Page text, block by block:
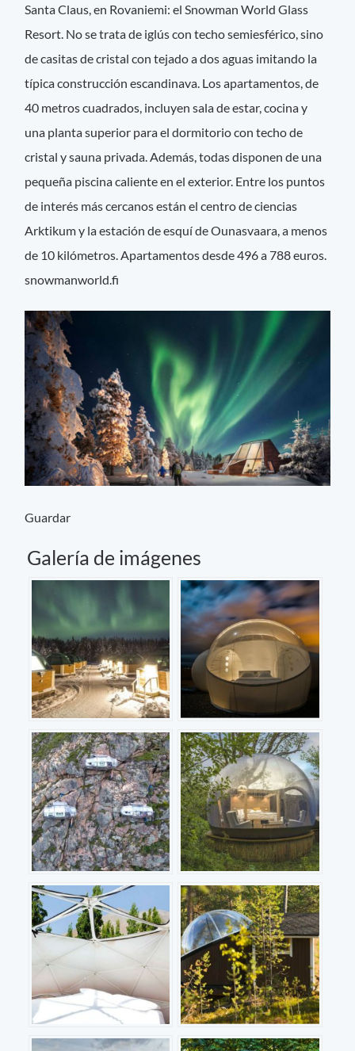
Santa Claus, en Rovaniemi: el Snowman World Glass
Resort. No se trata de iglús con techo semiesférico, sino
de casitas de cristal con tejado a dos aguas imitando la
típica construcción escandinava. Los apartamentos, de
40 metros cuadrados, incluyen sala de estar, cocina y
una planta superior para el dormitorio con techo de
cristal y sauna privada. Además, todas disponen de una
pequeña piscina caliente en el exterior. Entre los puntos
de interés más cercanos están el centro de ciencias
Arktikum y la estación de esquí de Ounasvaara, a menos
de 10 kilómetros. Apartamentos desde 496 a 788 euros.
snowmanworld.fi
Guardar
Galería de imágenes